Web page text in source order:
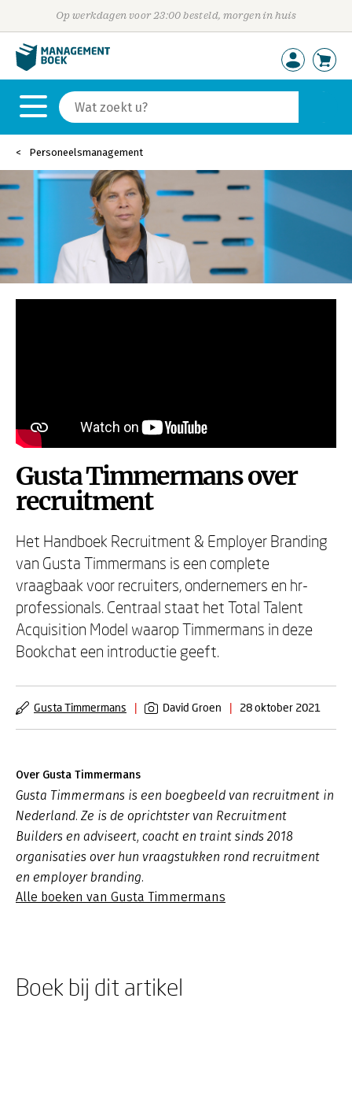
Op werkdagen voor 23:00 besteld, morgen in huis
Personeelsmanagement
Gusta Timmermans over
recruitment
Het Handboek Recruitment & Employer Branding
van Gusta Timmermans is een complete
vraagbaak voor recruiters, ondernemers en hr-
professionals. Centraal staat het Total Talent
Acquisition Model waarop Timmermans in deze
Bookchat een introductie geeft.
Gusta Timmermans | David Groen | 28 oktober 2021
Over Gusta Timmermans
Gusta Timmermans is een boegbeeld van recruitment in
Nederland. Ze is de oprichtster van Recruitment
Builders en adviseert, coacht en traint sinds 2018
organisaties over hun vraagstukken rond recruitment
en employer branding.
Alle boeken van Gusta Timmermans
Boek bij dit artikel